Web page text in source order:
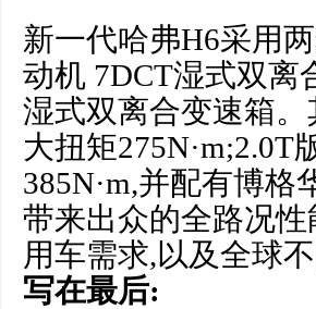
新一代哈弗H6采用
动机 7DCT湿式双离
湿式双离合变速箱。
大扭矩275N·m;2.0T
385N·m,并配有博
带来出众的全路况
用车需求,以及全球
写在最后: